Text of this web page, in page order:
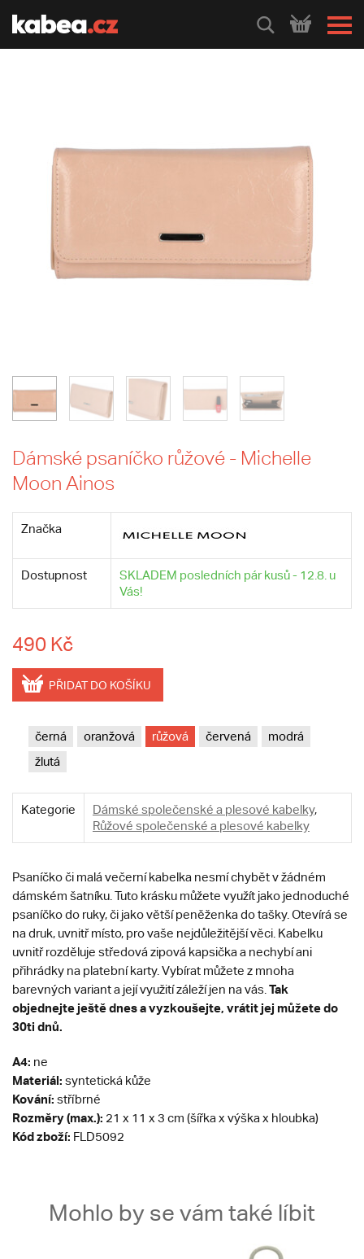
HLEDEJ
Dámské psaníčko růžové - Michelle
Moon Ainos
Značka
Dostupnost
SKLADEM posledních pár kusů - 12.8. u
Vás!
490 Kč
PŘIDAT DO KOŠÍKU
černá oranžová růžová červená
modrá
žlutá
Kategorie Dámské společenské a plesové kabelky,
Růžové společenské a plesové kabelky
Psaníčko či malá večerní kabelka nesmí chybět v žádném
dámském šatníku. Tuto krásku můžete využít jako jednoduché
psaníčko do ruky, či jako větší peněženka do tašky. Otevírá se
na druk, uvnitř místo, pro vaše nejdůležitější věci. Kabelku
uvnitř rozděluje středová zipová kapsička a nechybí ani
přihrádky na platební karty. Vybírat můžete z mnoha
barevných variant a její využití záleží jen na vás. Tak
objednejte ještě dnes a vyzkoušejte, vrátit jej můžete do
30ti dnů.
A4: ne
Materiál: syntetická kůže
Kování: stříbrné
Rozměry (max.): 21 x 11 x 3 cm (šířka x výška x hloubka)
Kód zboží: FLD5092
Mohlo by se vám také líbit